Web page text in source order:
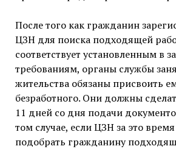
После того как гражданин
ЦЗН для поиска подходящей
соответствует установленным в
требованиям, органы службы
жительства обязаны присвоить
безработного. Они должны
11 дней со дня подачи
том случае, если ЦЗН за это
подобрать гражданину